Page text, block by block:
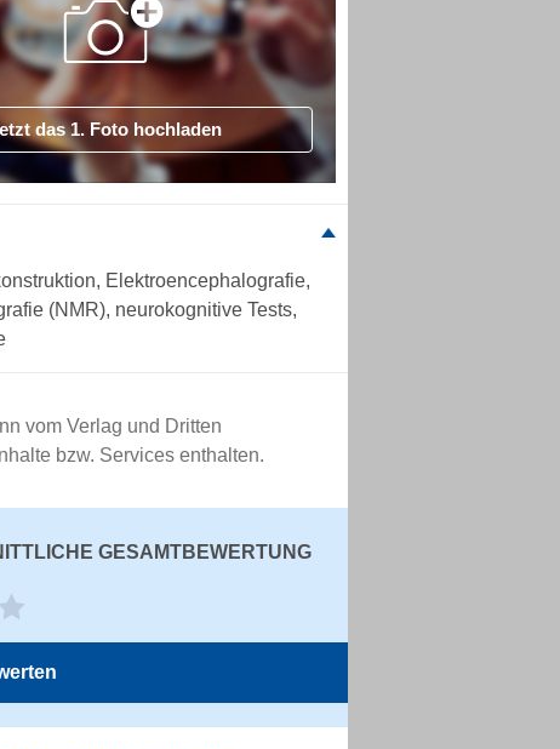
das 1. Foto hochladen
Elektroencephalografie,
(NMR), neurokognitive Tests,
vom Verlag und Dritten
bzw. Services enthalten.
GESAMTBEWERTUNG